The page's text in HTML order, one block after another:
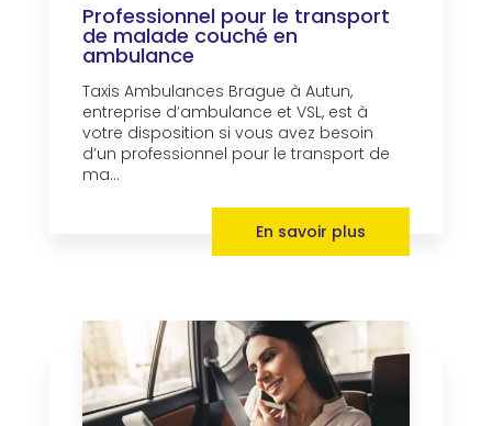
Professionnel pour le transport
de malade couché en
ambulance
Taxis Ambulances Brague à Autun,
entreprise d’ambulance et VSL, est à
votre disposition si vous avez besoin
d’un professionnel pour le transport de
ma...
En savoir plus